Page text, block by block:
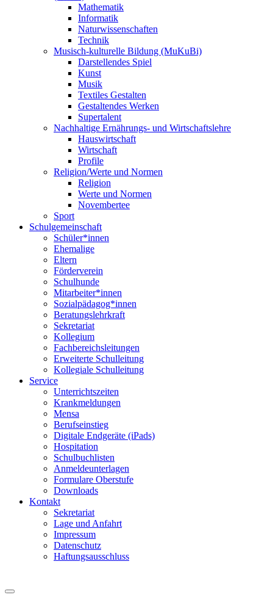
Mathematik
Informatik
Naturwissenschaften
Technik
Musisch-kulturelle Bildung (MuKuBi)
Darstellendes Spiel
Kunst
Musik
Textiles Gestalten
Gestaltendes Werken
Supertalent
Nachhaltige Ernährungs- und Wirtschaftslehre
Hauswirtschaft
Wirtschaft
Profile
Religion/Werte und Normen
Religion
Werte und Normen
Novembertee
Sport
Schulgemeinschaft
Schüler*innen
Ehemalige
Eltern
Förderverein
Schulhunde
Mitarbeiter*innen
Sozialpädagog*innen
Beratungslehrkraft
Sekretariat
Kollegium
Fachbereichsleitungen
Erweiterte Schulleitung
Kollegiale Schulleitung
Service
Unterrichtszeiten
Krankmeldungen
Mensa
Berufseinstieg
Digitale Endgeräte (iPads)
Hospitation
Schulbuchlisten
Anmeldeunterlagen
Formulare Oberstufe
Downloads
Kontakt
Sekretariat
Lage und Anfahrt
Impressum
Datenschutz
Haftungsausschluss